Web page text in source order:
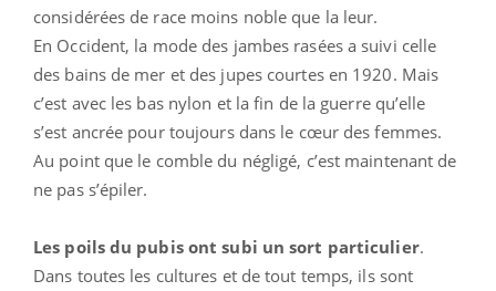
considérées de race moins noble que la leur.
En Occident, la mode des jambes rasées a suivi celle
des bains de mer et des jupes courtes en 1920. Mais
c’est avec les bas nylon et la fin de la guerre qu’elle
s’est ancrée pour toujours dans le cœur des femmes.
Au point que le comble du négligé, c’est maintenant de
ne pas s’épiler.
Les poils du pubis ont subi un sort particulier.
Dans toutes les cultures et de tout temps, ils sont